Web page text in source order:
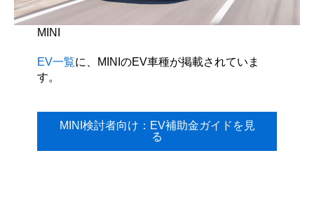
MINI
EV一覧に、MINIのEV車種が掲載されていま
す。
MINI検討者向け：EV補助金ガイドを見
る